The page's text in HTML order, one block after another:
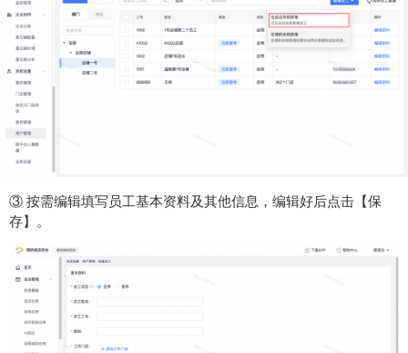
③ 按需编辑填写员工基本资料及其他信息，编辑好后点击【保
存】。